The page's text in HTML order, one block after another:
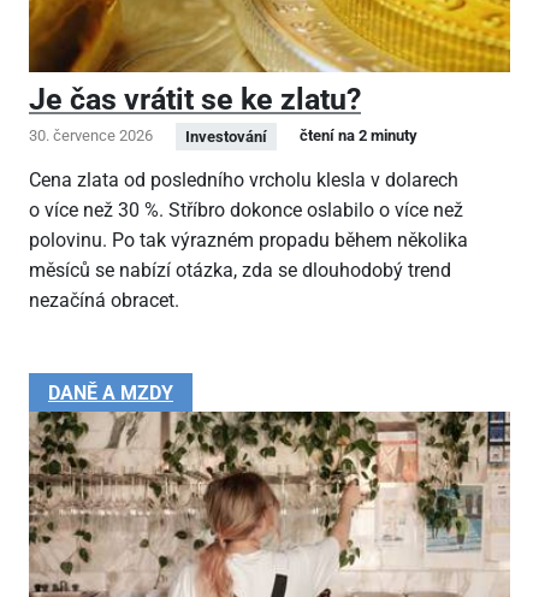
Je čas vrátit se ke zlatu?
30. července 2026 Investování čtení na 2 minuty
Cena zlata od posledního vrcholu klesla v dolarech
o více než 30 %. Stříbro dokonce oslabilo o více než
polovinu. Po tak výrazném propadu během několika
měsíců se nabízí otázka, zda se dlouhodobý trend
nezačíná obracet.
DANĚ A MZDY